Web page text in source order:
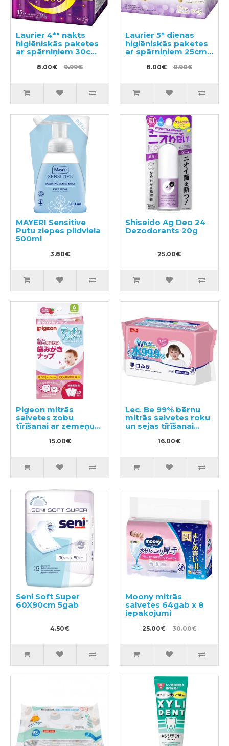
Laurier 4*" nakts
higiēniskās paketes
ar spārniņiem 30cm
8.00€ 9.99€
Laurier 5* dienas
higiēniskās paketes
ar spārniņiem 25cm
8.00€ 9.99€
MAYERI Sensitive
Putu ziepes pildviela
500ml
3.80€
Shiseido Ag Deo 24
Dezodorants 20g
25.00€
Pigeon mitrās
salvetes zobu
tīrīšanai ar zemeņu
garšu 42gab
15.00€
Lec. Be 99% bērnu
mitrās salvetes roku
un sejas tīrīšanai
16.00€
Seni Soft Super
60X90cm 5gab
4.50€
Moony mitrās
salvetes 64gab x 8
iepakojumi
25.00€ 30.00€